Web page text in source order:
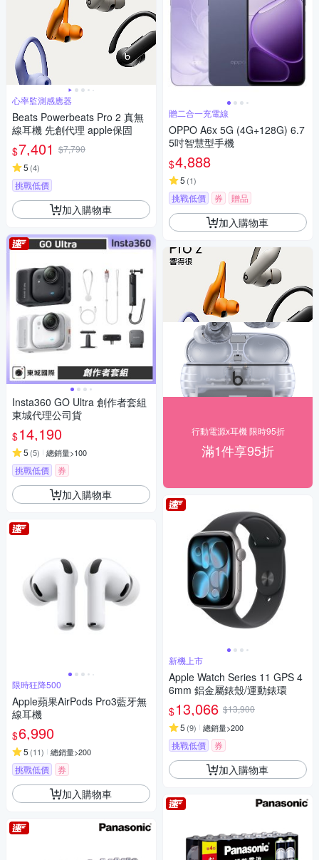
心率監測感應器
Beats Powerbeats Pro 2 真無
線耳機 先創代理 apple保固
$7,401 $7,790
5 (4)
挑戰低價
加入購物車
Insta360 GO Ultra 創作者套組
東城代理公司貨
$14,190
5 (5) 總銷量>100
挑戰低價 券
加入購物車
限時狂降500
Apple蘋果AirPods Pro3藍牙無
線耳機
$6,990
5 (11) 總銷量>200
挑戰低價 券
加入購物車
贈二合一充電線
OPPO A6x 5G (4G+128G) 6.7
5吋智慧型手機
$4,888
5 (1)
挑戰低價 券 贈品
加入購物車
行動電源x耳機 限時95折
滿1件享95折
新機上市
Apple Watch Series 11 GPS 4
6mm 鋁金屬錶殼/運動錶環
$13,066 $13,900
5 (9) 總銷量>200
挑戰低價 券
加入購物車